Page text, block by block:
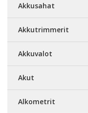
Akkusahat
Akkutrimmerit
Akkuvalot
Akut
Alkometrit